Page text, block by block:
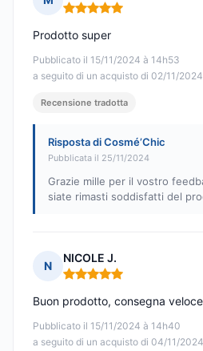
Nota: 5 su 5
Pubblicato il 15/11/2024 à 14h53
a seguito di un acquisto di 02/11/2024
Prodotto super
Recensione tradotta
Risposta di Cosmé’Chic
Pubblicata il 25/11/2024
Grazie mille per il vostro
siate rimasti soddisfatti del
N
NICOLE J.
Nota: 5 su 5
Pubblicato il 15/11/2024 à 14h40
a seguito di un acquisto di 04/11/2024
Buon prodotto, consegna veloce